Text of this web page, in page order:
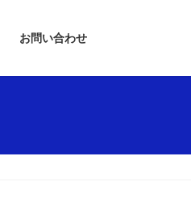
お問い合わせ